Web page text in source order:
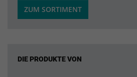
ZUM SORTIMENT
DIE PRODUKTE VON